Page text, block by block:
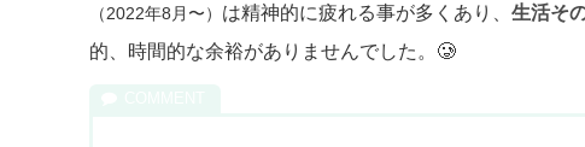
（2022年8月〜） は精神的に疲れる事が多くあり、 生活そ
的、時間的な余裕がありませんでした。🥲